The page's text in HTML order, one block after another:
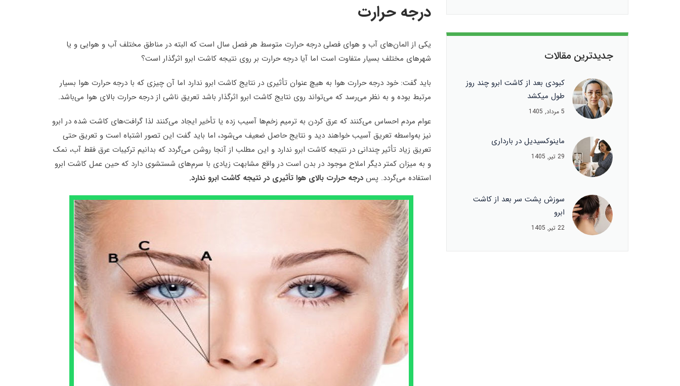
درجه حرارت
یکی از المان‌های آب و هوای فصلی درجه حرارت متوسط هر فصل سال است که البته در مناطق مختلف آب و هوایی و یا
شهرهای مختلف بسیار متفاوت است اما آیا درجه حرارت بر روی نتیجه کاشت ابرو اثرگذار است؟
باید گفت: خود درجه حرارت هوا به هیچ عنوان تأثیری در نتایج کاشت ابرو ندارد اما آن چیزی که با درجه حرارت هوا بسیار
مرتبط بوده و به نظر می‌رسد که می‌تواند روی نتایج کاشت ابرو اثرگذار باشد تعریق ناشی از درجه حرارت بالای هوا می‌باشد.
عوام مردم احساس می‌کنند که عرق کردن به ترمیم زخم‌ها آسیب زده یا تأخیر ایجاد می‌کنند لذا گرافت‌های کاشت شده در ابرو
نیز به‌واسطه تعریق آسیب خواهند دید و نتایج حاصل ضعیف می‌شود، اما باید گفت این تصور اشتباه است و تعریق حتی
تعریق زیاد تأثیر چندانی در نتیجه کاشت ابرو ندارد و این مطلب از آنجا روشن می‌گردد که بدانیم ترکیبات عرق فقط آب، نمک
و به میزان کمتر دیگر املاح موجود در بدن است در واقع مشابهت زیادی با سرم‌های شستشوی دارد که حین عمل کاشت ابرو
استفاده می‌گردد. پس درجه حرارت بالای هوا تأثیری در نتیجه کاشت ابرو ندارد.
جدیدترین مقالات
کبودی بعد از کاشت ابرو چند روز
طول میکشد
5 مرداد, 1405
ماینوکسیدیل در بارداری
29 تیر, 1405
سوزش پشت سر بعد از کاشت
ابرو
22 تیر, 1405